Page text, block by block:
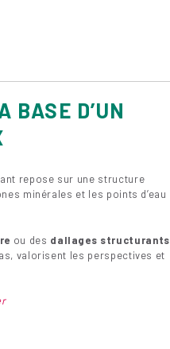
BASE D’UN
repose sur une structure
minérales et les points d’eau
ou des dallages structurants
valorisent les perspectives et